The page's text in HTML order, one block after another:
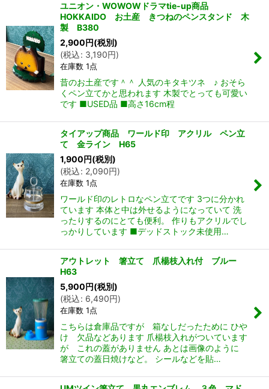
ユニオン・WOWOWドラマtie-up商品
HOKKAIDO お土産 きつねのペンスタンド 木
製 B380
2,900円(税別)
(税込: 3,190円)
在庫数 1点
昔のお土産です＾＾ 人気のキタキツネ ♪ おそら
くペン立てかと思われます 木製でとっても可愛い
です ■USED品 ■高さ16cm程
タイアップ商品 ワールド印 アクリル ペン立
て 金ライン H65
1,900円(税別)
(税込: 2,090円)
在庫数 1点
ワールド印のレトロなペン立てです 3つに分かれ
ています 本体と中は外せるようになっていて 洗
ったりするのにとても便利。 作りもアクリルでし
っかりしています ■デッドストック未使用…
アウトレット 箸立て 爪楊枝入れ付 ブルー
H63
5,900円(税別)
(税込: 6,490円)
在庫数 1点
こちらは倉庫品ですが 箱なしだったために ひや
け 欠品などあります 爪楊枝入れがついています
が これの蓋がありません あとは画像のように
箸立ての蓋日焼けなど。 シールなどを貼…